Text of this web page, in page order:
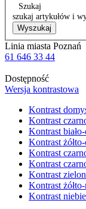
Szukaj
szukaj artykułów i
Wyszukaj
Linia miasta Poznań
61 646 33 44
Dostępność
Wersja kontrastowa
Kontrast
Kontrast
Kontrast
Kontrast
Kontrast
Kontrast
Kontrast
Kontrast
Kontrast